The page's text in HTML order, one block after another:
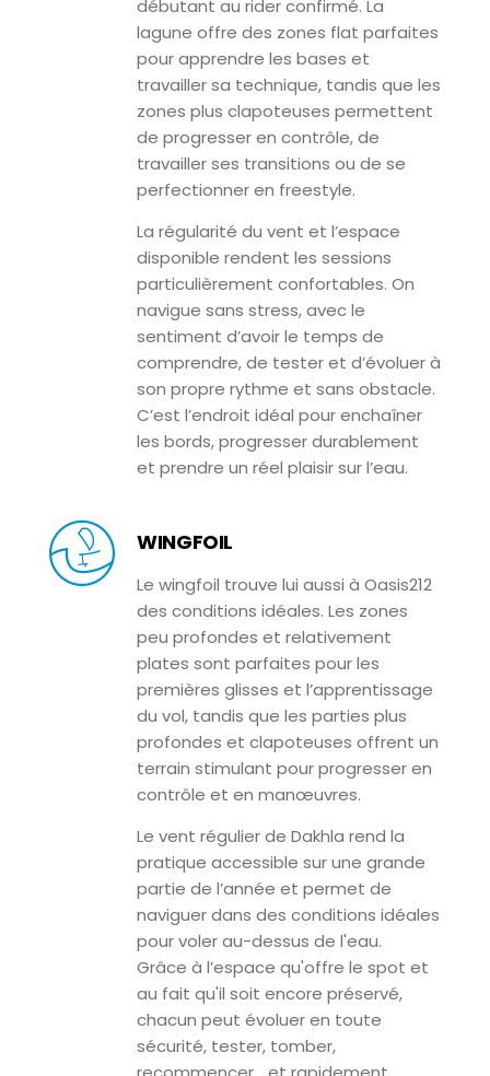
débutant au rider confirmé. La
lagune offre des zones flat parfaites
pour apprendre les bases et
travailler sa technique, tandis que les
zones plus clapoteuses permettent
de progresser en contrôle, de
travailler ses transitions ou de se
perfectionner en freestyle.
La régularité du vent et l’espace
disponible rendent les sessions
particulièrement confortables. On
navigue sans stress, avec le
sentiment d’avoir le temps de
comprendre, de tester et d’évoluer à
son propre rythme et sans obstacle.
C’est l’endroit idéal pour enchaîner
les bords, progresser durablement
et prendre un réel plaisir sur l’eau.
WINGFOIL
Le wingfoil trouve lui aussi à Oasis212
des conditions idéales. Les zones
peu profondes et relativement
plates sont parfaites pour les
premières glisses et l’apprentissage
du vol, tandis que les parties plus
profondes et clapoteuses offrent un
terrain stimulant pour progresser en
contrôle et en manœuvres.
Le vent régulier de Dakhla rend la
pratique accessible sur une grande
partie de l’année et permet de
naviguer dans des conditions idéales
pour voler au-dessus de l'eau.
Grâce à l’espace qu'offre le spot et
au fait qu'il soit encore préservé,
chacun peut évoluer en toute
sécurité, tester, tomber,